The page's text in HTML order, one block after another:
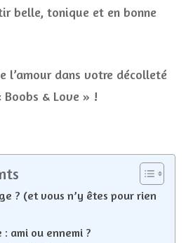
belle, tonique et en bonne
l’amour dans votre décolleté
& Love » !
? (et vous n’y êtes pour rien
ami ou ennemi ?